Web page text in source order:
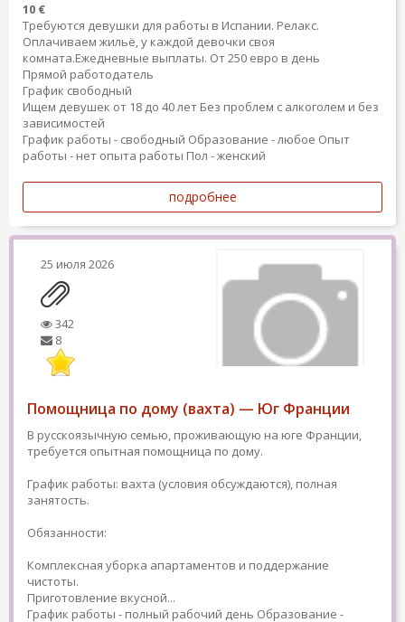
10 €
Требуются девушки для работы в Испании. Релакс.
Оплачиваем жильё, у каждой девочки своя
комната.Ежедневные выплаты. От 250 евро в день
Прямой работодатель
График свободный
Ищем девушек от 18 до 40 лет Без проблем с алкоголем и без
зависимостей
График работы - свободный Образование - любое Опыт
работы - нет опыта работы Пол - женский
подробнее
25 июля 2026
342
8
Помощница по дому (вахта) — Юг Франции
В русскоязычную семью, проживающую на юге Франции,
требуется опытная помощница по дому.
График работы: вахта (условия обсуждаются), полная
занятость.
Обязанности:
Комплексная уборка апартаментов и поддержание
чистоты.
Приготовление вкусной...
График работы - полный рабочий день Образование -